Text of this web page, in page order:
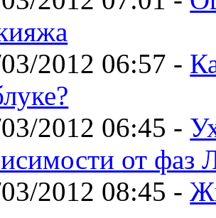
2012 06:57 -
2012 06:45 -
от фаз
2012 08:45 -